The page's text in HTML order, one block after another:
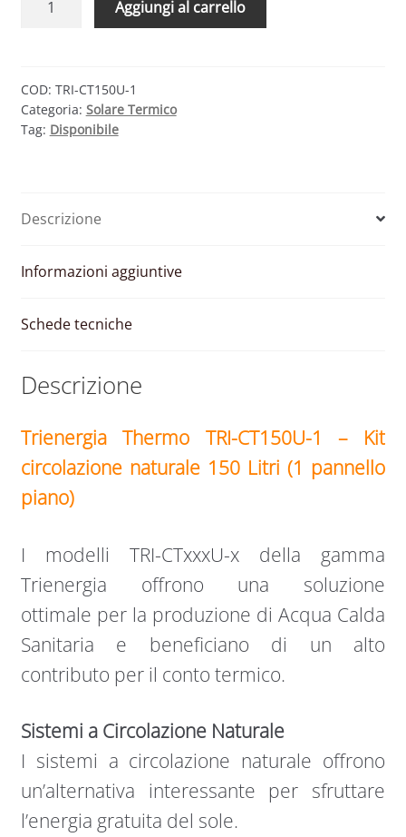
KIT
CIRCOLAZIONE
NATURALE
PANNELLO
quantità
Aggiungi al carrello
COD: TRI-CT150U-1
Categoria: Solare Termico
Tag: Disponibile
Descrizione
Informazioni aggiuntive
Schede tecniche
Descrizione
Trienergia Thermo TRI-CT150U-1 – Kit
circolazione naturale 150 Litri (1 pannello
piano)
I modelli TRI-CTxxxU-x della gamma
Trienergia offrono una soluzione
ottimale per la produzione di Acqua Calda
Sanitaria e beneficiano di un alto
contributo per il conto termico.
Sistemi a Circolazione Naturale
I sistemi a circolazione naturale offrono
un’alternativa interessante per sfruttare
l’energia gratuita del sole.